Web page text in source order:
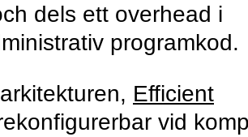
dels ett overhead i
programkod.
Efficient
vid